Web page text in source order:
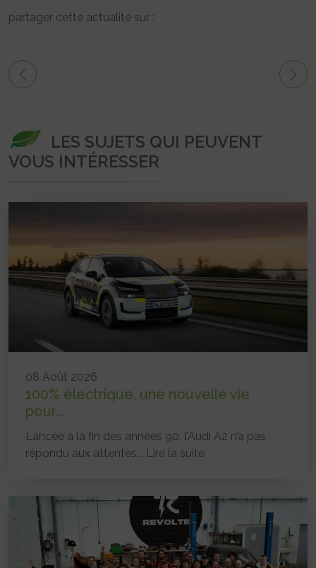
partager cette actualité sur :
LES SUJETS QUI PEUVENT
VOUS INTÉRESSER
08 Août 2026
100% électrique, une nouvelle vie
pour...
Lancée à la fin des années 90, l’Audi A2 n’a pas
répondu aux attentes... Lire la suite